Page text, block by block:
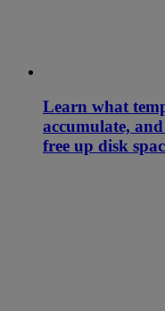
Learn what
accumulate,
free up disk